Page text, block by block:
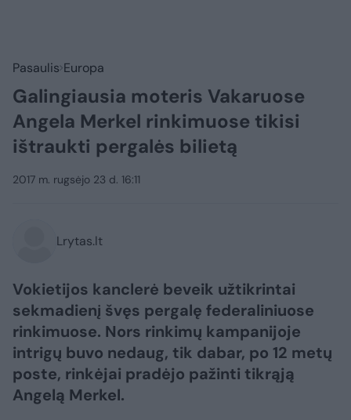
Pasaulis Europa
Galingiausia moteris Vakaruose
Angela Merkel rinkimuose tikisi
ištraukti pergalės bilietą
2017 m. rugsėjo 23 d. 16:11
Lrytas.lt
Vokietijos kanclerė beveik užtikrintai
sekmadienį švęs pergalę federaliniuose
rinkimuose. Nors rinkimų kampanijoje
intrigų buvo nedaug, tik dabar, po 12 metų
poste, rinkėjai pradėjo pažinti tikrąją
Angelą Merkel.